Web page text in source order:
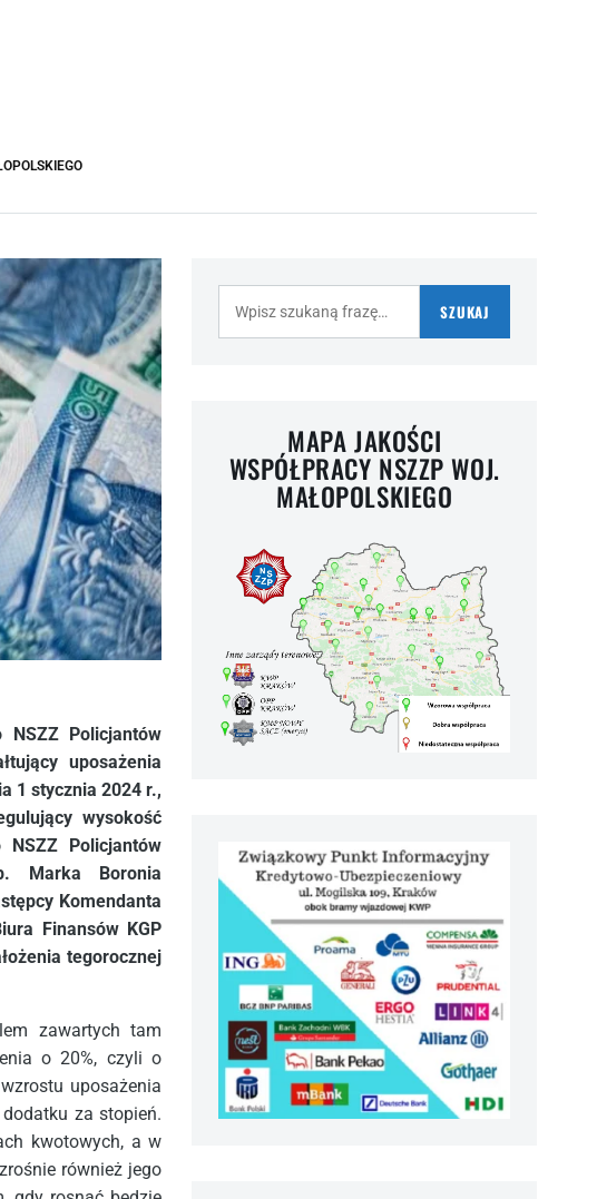
NSZZ Policjantów
uposażenia
1 stycznia 2024 r.,
wysokość
NSZZ Policjantów
Marka Boronia
Komendanta
Finansów KGP
tegorocznej
zawartych tam
o 20%, czyli o
uposażenia
za stopień.
kwotowych, a w
również jego
SZUKAJ
MAPA JAKOŚCI
WSPÓŁPRACY NSZZP WOJ.
MAŁOPOLSKIEGO